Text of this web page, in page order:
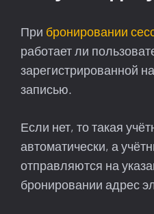
При бронировании
работает ли
зарегистрированной
записью.
Если нет, то такая
автоматически, а
отправляются на
бронировании адрес